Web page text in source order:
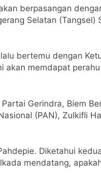
berpasangan
Selatan (Tangsel)
bertemu dengan
akan memdapat
Gerindra, Biem
(PAN), Zulkifli
Diketahui
mendatang,